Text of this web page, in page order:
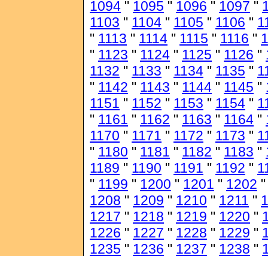
1094 " 1095 " 1096 " 1097 "
1103 " 1104 " 1105 " 1106 "
" 1113 " 1114 " 1115 " 1116 "
" 1123 " 1124 " 1125 " 1126 "
1132 " 1133 " 1134 " 1135 "
" 1142 " 1143 " 1144 " 1145 "
1151 " 1152 " 1153 " 1154 "
" 1161 " 1162 " 1163 " 1164 "
1170 " 1171 " 1172 " 1173 "
" 1180 " 1181 " 1182 " 1183 "
1189 " 1190 " 1191 " 1192 "
" 1199 " 1200 " 1201 " 1202
1208 " 1209 " 1210 " 1211 "
1217 " 1218 " 1219 " 1220 "
1226 " 1227 " 1228 " 1229 "
1235 " 1236 " 1237 " 1238 "